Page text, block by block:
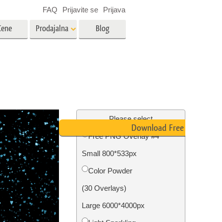
Obnova fotografij
Prodajalna
elementi
Blog
FAQ Prijavite se Prijava
Please select
Free PNG Overlay #4
Small 800*533px
Color Powder
(30 Overlays)
Large 6000*4000px
Download Free PNG